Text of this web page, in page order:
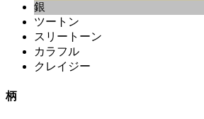
銀
ツートン
スリートーン
カラフル
クレイジー
柄